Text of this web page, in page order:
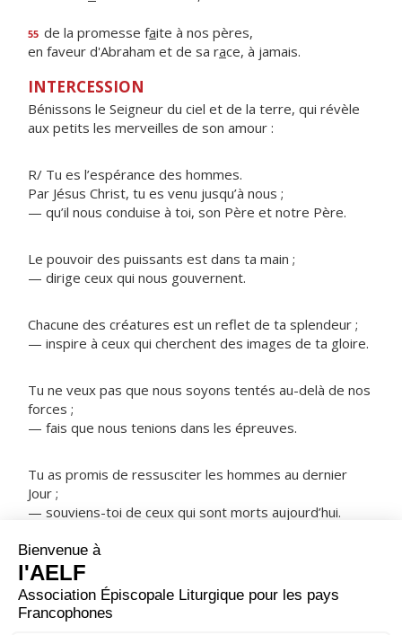
55 de la promesse faite à nos pères,
en faveur d'Abraham et de sa race, à jamais.
INTERCESSION
Bénissons le Seigneur du ciel et de la terre, qui révèle
aux petits les merveilles de son amour :
R/ Tu es l’espérance des hommes.
Par Jésus Christ, tu es venu jusqu’à nous ;
— qu’il nous conduise à toi, son Père et notre Père.
Le pouvoir des puissants est dans ta main ;
— dirige ceux qui nous gouvernent.
Chacune des créatures est un reflet de ta splendeur ;
— inspire à ceux qui cherchent des images de ta gloire.
Tu ne veux pas que nous soyons tentés au-delà de nos
forces ;
— fais que nous tenions dans les épreuves.
Tu as promis de ressusciter les hommes au dernier
Jour ;
— souviens-toi de ceux qui sont morts aujourd’hui.
NOTRE PÈRE
ORAISON